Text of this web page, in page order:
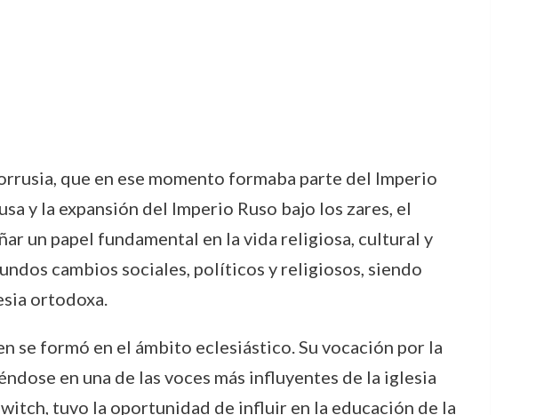
que en ese momento formaba parte del Imperio
y la expansión del Imperio Ruso bajo los zares, el
un papel fundamental en la vida religiosa, cultural y
cambios sociales, políticos y religiosos, siendo
ortodoxa.
se formó en el ámbito eclesiástico. Su vocación por la
en una de las voces más influyentes de la iglesia
tuvo la oportunidad de influir en la educación de la